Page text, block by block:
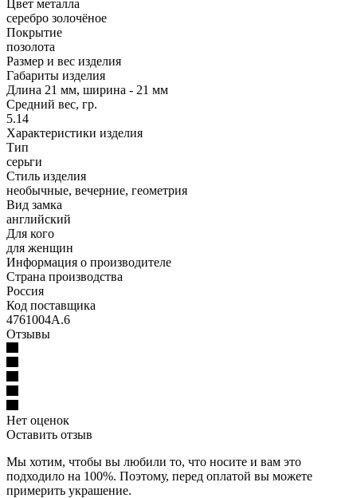
Цвет металла
серебро золочёное
Покрытие
позолота
Размер и вес изделия
Габариты изделия
Длина 21 мм, ширина - 21 мм
Средний вес, гр.
5.14
Характеристики изделия
Тип
серьги
Стиль изделия
необычные, вечерние, геометрия
Вид замка
английский
Для кого
для женщин
Информация о производителе
Страна производства
Россия
Код поставщика
4761004А.6
Отзывы
Нет оценок
Оставить отзыв
Мы хотим, чтобы вы любили то, что носите и вам это
подходило на 100%. Поэтому, перед оплатой вы можете
примерить украшение.